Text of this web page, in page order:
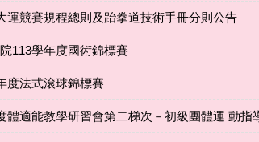
運競賽規程總則及跆拳道技術手冊分則公告
113學年度國術錦標賽
度法式滾球錦標賽
體適能教學研習會第二梯次－初級團體運 動指